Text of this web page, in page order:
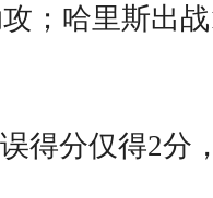
；哈里斯出
得分仅得2分